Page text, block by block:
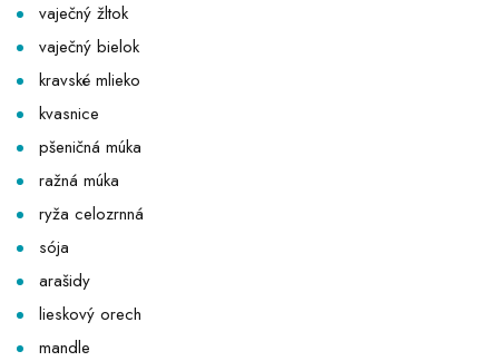
vaječný žltok
vaječný bielok
kravské mlieko
kvasnice
pšeničná múka
ražná múka
ryža celozrnná
sója
arašidy
lieskový orech
mandle